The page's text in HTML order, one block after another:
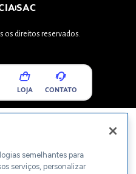
SAC
os direitos reservados.
LOJA CONTATO
semelhantes para
serviços, personalizar